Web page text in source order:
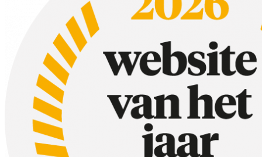
Wat zit er in mijn keukenla?
Er staan affiliate links in dit artikel. Wanneer je via deze link iets